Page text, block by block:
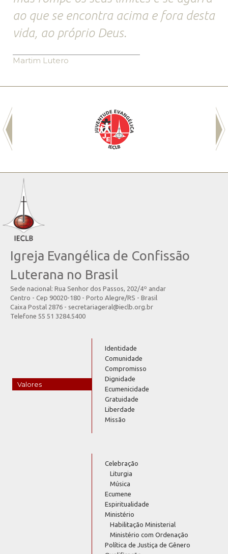
ao que se encontra acima e fora desta
vida, ao próprio Deus.
Martim Lutero
Igreja Evangélica de Confissão
Luterana no Brasil
Sede nacional: Rua Senhor dos Passos, 202/4º andar
Centro - Cep 90020-180 - Porto Alegre/RS - Brasil
Caixa Postal 2876 - secretariageral@ieclb.org.br
Telefone 55 51 3284.5400
Valores
Identidade
Comunidade
Compromisso
Dignidade
Ecumenicidade
Gratuidade
Liberdade
Missão
Celebração
Liturgia
Música
Ecumene
Espiritualidade
Ministério
Habilitação Ministerial
Ministério com Ordenação
Política de Justiça de Gênero